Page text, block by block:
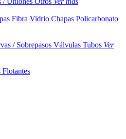
Fibra Vidrio Chapas Policarbonato
/ Sobrepasos Válvulas Tubos Ver
Flotantes